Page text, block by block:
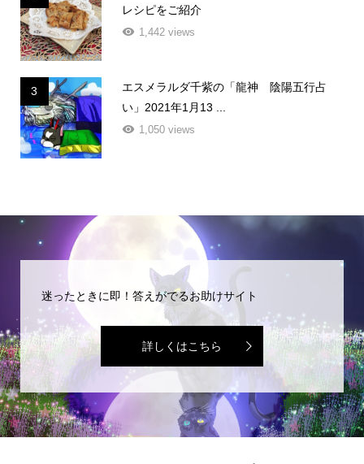
レシピをご紹介
1,442 views
3
エスメラルダ千紫の「龍神 陰陽五行占
い」2021年1月13 ...
1,050 views
迷ったときに即！答えがでるお助けサイト
詳しくはこちら